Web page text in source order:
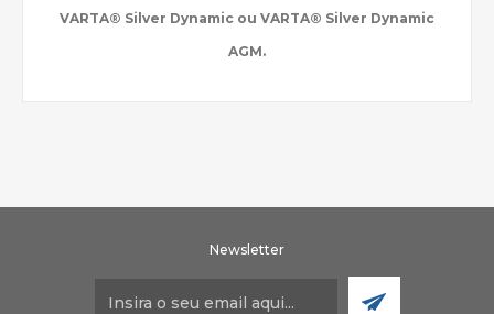
VARTA® Silver Dynamic ou VARTA® Silver Dynamic
AGM.
Newsletter